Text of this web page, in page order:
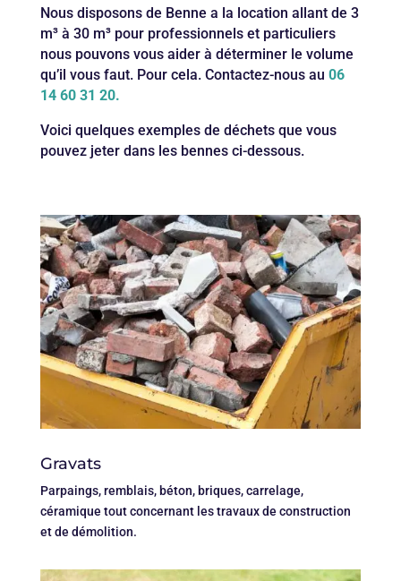
Nous disposons de Benne a la location allant de 3
m³ à 30 m³ pour professionnels et particuliers
nous pouvons vous aider à déterminer le volume
qu’il vous faut. Pour cela. Contactez-nous au 06
14 60 31 20.
Voici quelques exemples de déchets que vous
pouvez jeter dans les bennes ci-dessous.
Gravats
Parpaings, remblais, béton, briques, carrelage,
céramique tout concernant les travaux de construction
et de démolition.